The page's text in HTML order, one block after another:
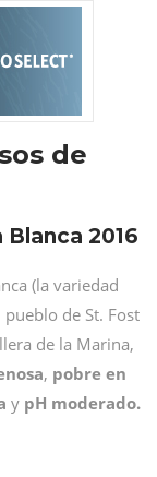
de
2016
(la variedad
de St. Fost
de la Marina,
, pobre en
y pH moderado.